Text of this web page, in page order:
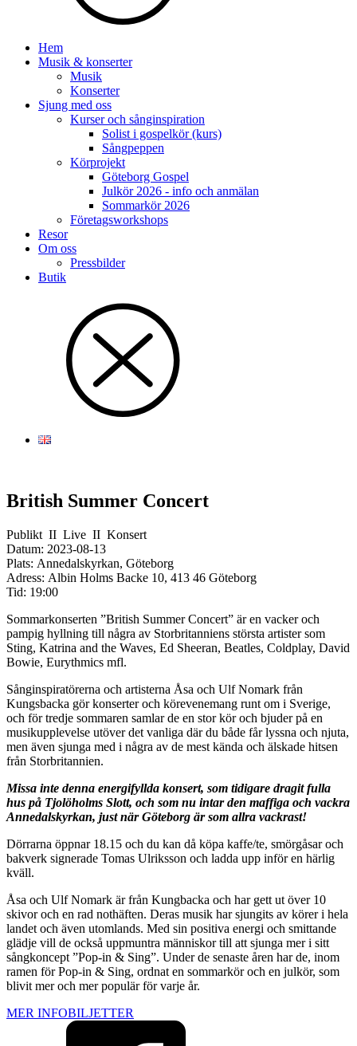
Hem
Musik & konserter
Musik
Konserter
Sjung med oss
Kurser och sånginspiration
Solist i gospelkör (kurs)
Sångpeppen
Körprojekt
Göteborg Gospel
Julkör 2026 - info och anmälan
Sommarkör 2026
Företagsworkshops
Resor
Om oss
Pressbilder
Butik
British Summer Concert
Publikt II Live II Konsert
Datum: 2023-08-13
Plats: Annedalskyrkan, Göteborg
Adress: Albin Holms Backe 10, 413 46 Göteborg
Tid: 19:00
Sommarkonserten ”British Summer Concert” är en vacker och
pampig hyllning till några av Storbritanniens största artister som
Sting, Katrina and the Waves, Ed Sheeran, Beatles, Coldplay, David
Bowie, Eurythmics mfl.
Sånginspiratörerna och artisterna Åsa och Ulf Nomark från
Kungsbacka gör konserter och körevenemang runt om i Sverige,
och för tredje sommaren samlar de en stor kör och bjuder på en
musikupplevelse utöver det vanliga där du både får lyssna och njuta,
men även sjunga med i några av de mest kända och älskade hitsen
från Storbritannien.
Missa inte denna energifyllda konsert, som tidigare dragit fulla
hus på Tjolöholms Slott, och som nu intar den maffiga och vackra
Annedalskyrkan, just när Göteborg är som allra vackrast!
Dörrarna öppnar 18.15 och du kan då köpa kaffe/te, smörgåsar och
bakverk signerade Tomas Ulriksson och ladda upp inför en härlig
kväll.
Åsa och Ulf Nomark är från Kungbacka och har gett ut över 10
skivor och en rad nothäften. Deras musik har sjungits av körer i hela
landet och även utomlands. Med sin positiva energi och smittande
glädje vill de också uppmuntra människor till att sjunga mer i sitt
sångkoncept ”Pop-in & Sing”. Under de senaste åren har de, inom
ramen för Pop-in & Sing, ordnat en sommarkör och en julkör, som
blivit mer och mer populär för varje år.
MER INFOBILJETTER